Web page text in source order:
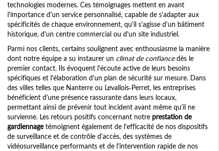
technologies modernes. Ces témoignages mettent en avant
l'importance d'un service personnalisé, capable de s'adapter aux
spécificités de chaque environnement, qu'il s'agisse d'un bâtiment
historique, d'un centre commercial ou d'un site industriel.
Parmi nos clients, certains soulignent avec enthousiasme la manière
dont notre équipe a su instaurer un climat de confiancedès le
premier contact. Ils évoquent l'écoute active de leurs besoins
spécifiques et l'élaboration d'un plan de sécurité sur mesure. Dans
des villes telles que Nanterre ou Levallois-Perret, les entreprises
bénéficient d'une présence rassurante dans leurs locaux,
permettant ainsi de prévenir tout incident avant même qu'il ne
survienne. Les retours positifs concernant notre prestation de
gardiennagetémoignent également de l'efficacité de nos dispositifs
de surveillance et de contrôle d'accès, des systèmes de
vidéosurveillance performants et de l'intervention rapide de nos